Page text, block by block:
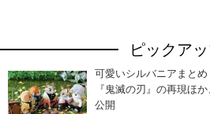
ピックア
可愛いシルバニアまとめ
『鬼滅の刃』の再現ほ
公開